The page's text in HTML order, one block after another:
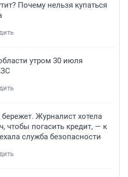
Почему нельзя купаться
утром 30 июля
Журналист хотела
чтобы погасить кредит, — к
служба безопасности